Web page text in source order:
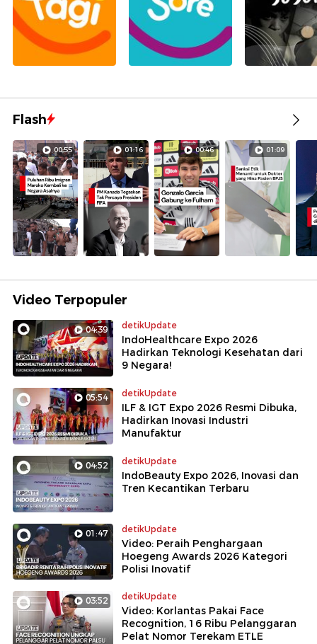
Flash
00:55 01:16 00:46 01:09
Video Terpopuler
04:39 detikUpdate
IndoHealthcare Expo 2026
Hadirkan Teknologi Kesehatan dari
9 Negara!
05:54 detikUpdate
ILF & IGT Expo 2026 Resmi Dibuka,
Hadirkan Inovasi Industri
Manufaktur
04:52 detikUpdate
IndoBeauty Expo 2026, Inovasi dan
Tren Kecantikan Terbaru
01:47 detikUpdate
Video: Peraih Penghargaan
Hoegeng Awards 2026 Kategori
Polisi Inovatif
03:52 detikUpdate
Video: Korlantas Pakai Face
Recognition, 16 Ribu Pelanggaran
Pelat Nomor Terekam ETLE